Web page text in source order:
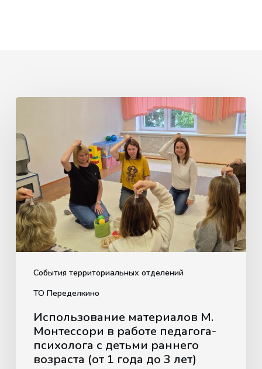
События территориальных отделений
ТО Переделкино
Использование
М.
Монтессори
в
работе
педагога-
психолога
с
детьми
раннего
года
Использование материалов М.
Монтессори в работе педагога-
психолога с детьми раннего
возраста (от 1 года до 3 лет)